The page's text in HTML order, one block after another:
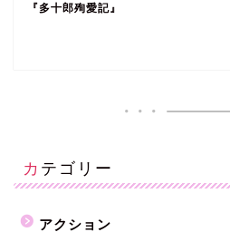
『多十郎殉愛記』
カテゴリー
アクション